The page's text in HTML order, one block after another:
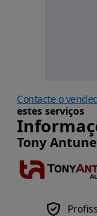
Contacte o
estes serviços
Tony